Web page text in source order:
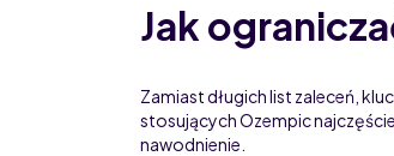
Jak
Zamiast długich list zaleceń,
stosujących Ozempic
nawodnienie.